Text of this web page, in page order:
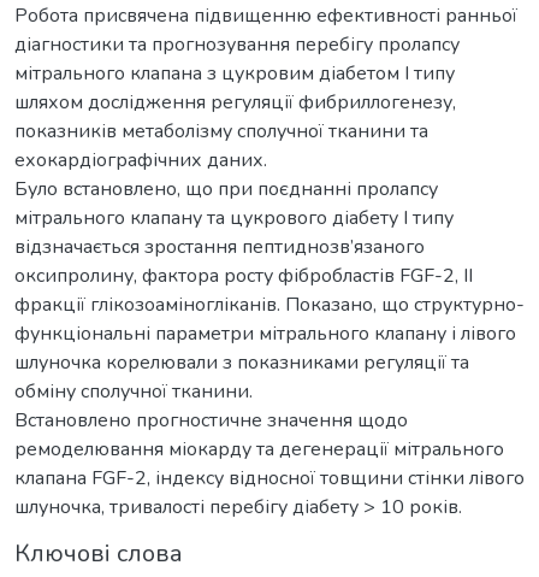
Робота присвячена підвищенню ефективності ранньої
діагностики та прогнозування перебігу пролапсу
мітрального клапана з цукровим діабетом I типу
шляхом дослідження регуляції фибриллогенезу,
показників метаболізму сполучної тканини та
ехокардіографічних даних.
Було встановлено, що при поєднанні пролапсу
мітрального клапану та цукрового діабету І типу
відзначається зростання пептиднозв’язаного
оксипролину, фактора росту фібробластів FGF-2, II
фракції глікозоаміногліканів. Показано, що структурно-
функціональні параметри мітрального клапану і лівого
шлуночка корелювали з показниками регуляції та
обміну сполучної тканини.
Встановлено прогностичне значення щодо
ремоделювання міокарду та дегенерації мітрального
клапана FGF-2, індексу відносної товщини стінки лівого
шлуночка, тривалості перебігу діабету > 10 років.
Ключові слова